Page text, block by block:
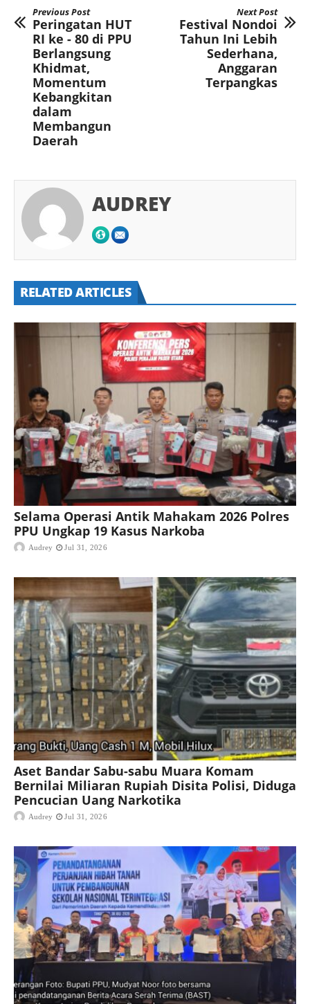
Previous Post
Peringatan HUT
RI ke - 80 di PPU
Berlangsung
Khidmat,
Momentum
Kebangkitan
dalam
Membangun
Daerah
Next Post
Festival Nondoi
Tahun Ini Lebih
Sederhana,
Anggaran
Terpangkas
AUDREY
RELATED ARTICLES
Selama Operasi Antik Mahakam 2026 Polres
PPU Ungkap 19 Kasus Narkoba
Audrey Jul 31, 2026
Aset Bandar Sabu-sabu Muara Komam
Bernilai Miliaran Rupiah Disita Polisi, Diduga
Pencucian Uang Narkotika
Audrey Jul 31, 2026